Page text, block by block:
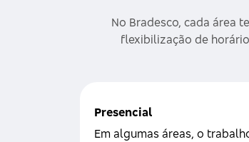
No Bradesco, cada área
flexibilização de
Presencial
Em algumas áreas, o